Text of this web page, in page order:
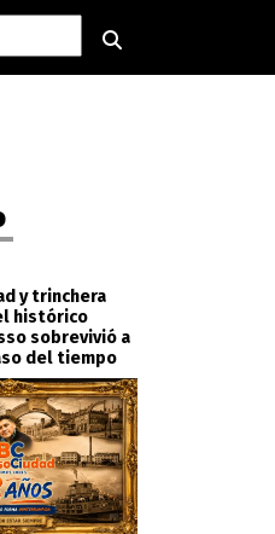
y trinchera
histórico
sobrevivió a
del tiempo